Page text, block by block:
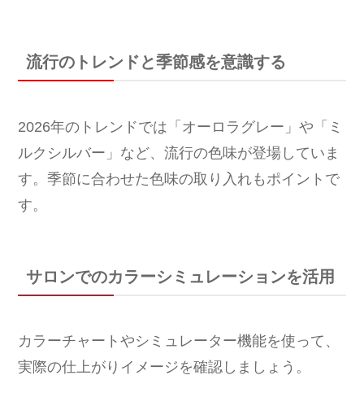
流行のトレンドと季節感を意識する
2026年のトレンドでは「オーロラグレー」や「ミ
ルクシルバー」など、流行の色味が登場していま
す。季節に合わせた色味の取り入れもポイントで
す。
サロンでのカラーシミュレーションを活用
カラーチャートやシミュレーター機能を使って、
実際の仕上がりイメージを確認しましょう。